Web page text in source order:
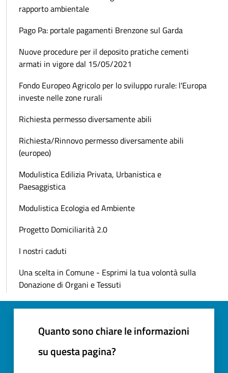
rapporto ambientale
Pago Pa: portale pagamenti Brenzone sul Garda
Nuove procedure per il deposito pratiche cementi
armati in vigore dal 15/05/2021
Fondo Europeo Agricolo per lo sviluppo rurale: l'Europa
investe nelle zone rurali
Richiesta permesso diversamente abili
Richiesta/Rinnovo permesso diversamente abili
(europeo)
Modulistica Edilizia Privata, Urbanistica e
Paesaggistica
Modulistica Ecologia ed Ambiente
Progetto Domiciliarità 2.0
I nostri caduti
Una scelta in Comune - Esprimi la tua volontà sulla
Donazione di Organi e Tessuti
Quanto sono chiare le informazioni
su questa pagina?